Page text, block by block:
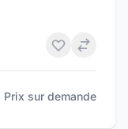
Prix sur demande